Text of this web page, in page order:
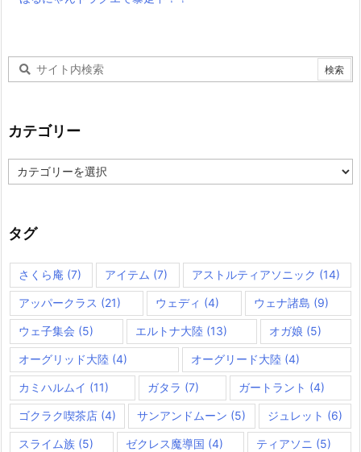
カテゴリー
テ
ー
タグ
さくら庵 (7) アイテム (7) アストルティアソニック (14)
アッパークラス (21) ウェディ (4) ウェナ諸島 (9)
ウェ子集会 (5) エルトナ大陸 (13) オガ娘 (5)
オーグリッド大陸 (4) オーグリード大陸 (4)
カミハルムイ (11) ガタラ (7) ガートラント (4)
ゴクラク喫茶店 (4) サンアンドムーン (5) ジュレット (6)
スライム族 (5) ゼクレス魔導国 (4) ティアソニ (5)